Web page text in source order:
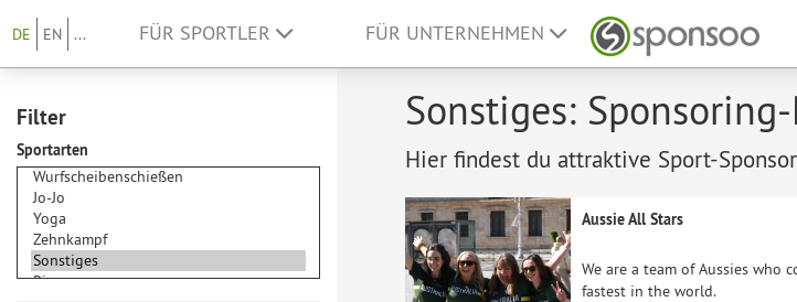
DE EN ... FÜR SPORTLER FÜR UNTERNEHMEN
Filter
Sportarten
Sonstiges:
Hier findest du attraktive Sport-
Aussie All Stars
We are a team of Aussies who
fastest in the world.